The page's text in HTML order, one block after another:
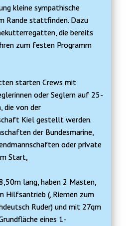
kleine sympathische
Rande stattfinden. Dazu
die bereits
zum festen Programm
starten Crews mit
oder Seglern auf 25-
die von der
Kiel gestellt werden.
der Bundesmarine,
oder private
Start,
lang, haben 2 Masten,
Hilfsantrieb („Riemen zum
Ruder) und mit 27qm
eines 1-